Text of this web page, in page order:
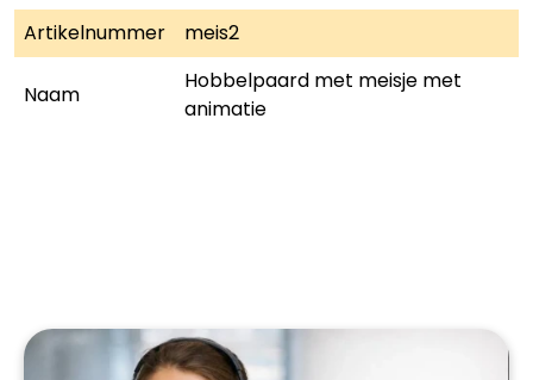
Artikelnummer meis2
Naam
Hobbelpaard met meisje met
animatie